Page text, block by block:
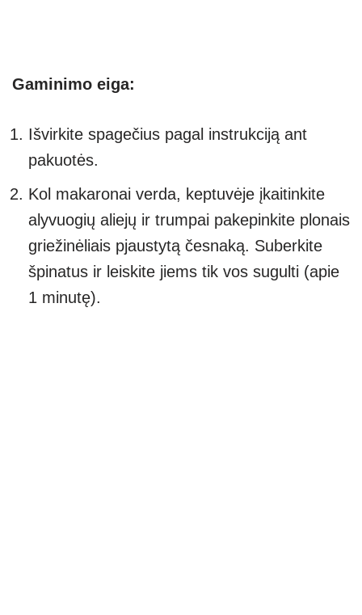
Gaminimo eiga:
Išvirkite spagečius pagal instrukciją ant
pakuotės.
Kol makaronai verda, keptuvėje įkaitinkite
alyvuogių aliejų ir trumpai pakepinkite plonais
griežinėliais pjaustytą česnaką. Suberkite
špinatus ir leiskite jiems tik vos sugulti (apie
1 minutę).